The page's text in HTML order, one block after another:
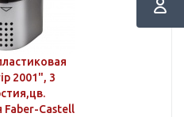
2001", 3
серебряная Faber-Castell